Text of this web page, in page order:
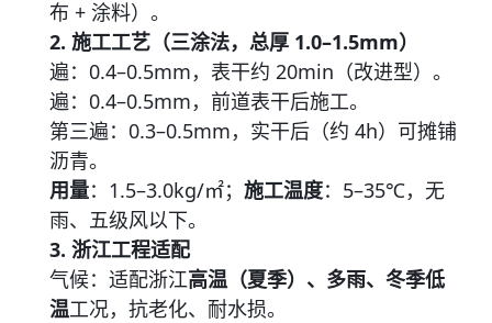
布 + 涂料）。
2. 施工工艺（三涂法，总厚 1.0–1.5mm）
遍：0.4–0.5mm，表干约 20min（改进型）。
遍：0.4–0.5mm，前道表干后施工。
第三遍：0.3–0.5mm，实干后（约 4h）可摊铺
沥青。
用量：1.5–3.0kg/㎡； 施工温度：5–35℃，无
雨、五级风以下。
3. 浙江工程适配
气候：适配浙江高温（夏季）、多雨、冬季低
温工况，抗老化、耐水损。